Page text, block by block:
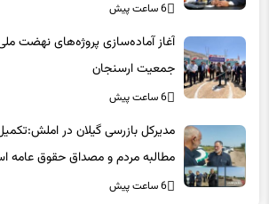
6 ساعت پیش
آغاز آماده‌سازی پروژه‌های نهضت
جمعیت ارسنجان
6 ساعت پیش
مدیرکل بازرسی گیلان در
مطالبه مردم و مصداق حقوق عامه
6 ساعت پیش